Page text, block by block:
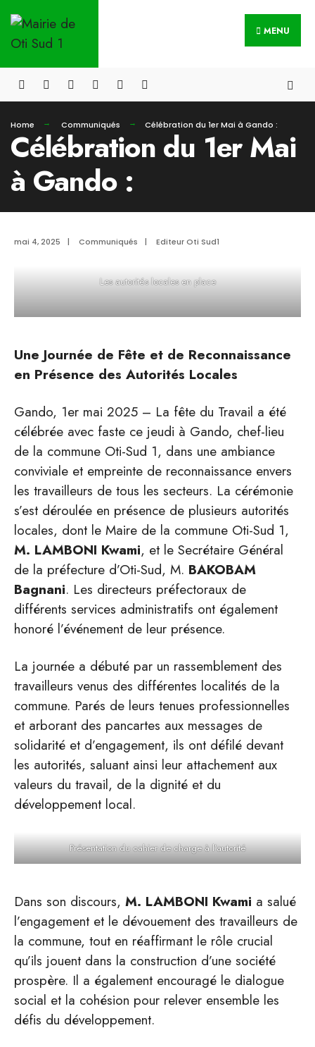
Skip
content
MENU
Home Communiqués Célébration du 1er Mai à Gando :
Célébration du 1er Mai
à Gando :
mai 4, 2025 | Communiqués | Editeur Oti Sud1
Les autorités locales en place
Une Journée de Fête et de Reconnaissance
en Présence des Autorités Locales
Gando, 1er mai 2025 – La fête du Travail a été
célébrée avec faste ce jeudi à Gando, chef-lieu
de la commune Oti-Sud 1, dans une ambiance
conviviale et empreinte de reconnaissance envers
les travailleurs de tous les secteurs. La cérémonie
s’est déroulée en présence de plusieurs autorités
locales, dont le Maire de la commune Oti-Sud 1,
M. LAMBONI Kwami, et le Secrétaire Général
de la préfecture d’Oti-Sud, M. BAKOBAM
Bagnani. Les directeurs préfectoraux de
différents services administratifs ont également
honoré l’événement de leur présence.
La journée a débuté par un rassemblement des
travailleurs venus des différentes localités de la
commune. Parés de leurs tenues professionnelles
et arborant des pancartes aux messages de
solidarité et d’engagement, ils ont défilé devant
les autorités, saluant ainsi leur attachement aux
valeurs du travail, de la dignité et du
développement local.
Présentation du cahier de charge à l’autorité
Dans son discours, M. LAMBONI Kwami a salué
l’engagement et le dévouement des travailleurs de
la commune, tout en réaffirmant le rôle crucial
qu’ils jouent dans la construction d’une société
prospère. Il a également encouragé le dialogue
social et la cohésion pour relever ensemble les
défis du développement.
Search
for: